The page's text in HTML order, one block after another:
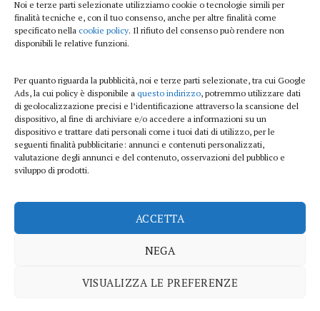
Noi e terze parti selezionate utilizziamo cookie o tecnologie simili per
finalità tecniche e, con il tuo consenso, anche per altre finalità come
specificato nella cookie policy. Il rifiuto del consenso può rendere non
disponibili le relative funzioni.
Per quanto riguarda la pubblicità, noi e terze parti selezionate, tra cui Google
Ads, la cui policy è disponibile a questo indirizzo, potremmo utilizzare dati
di geolocalizzazione precisi e l’identificazione attraverso la scansione del
dispositivo, al fine di archiviare e/o accedere a informazioni su un
dispositivo e trattare dati personali come i tuoi dati di utilizzo, per le
seguenti finalità pubblicitarie: annunci e contenuti personalizzati,
valutazione degli annunci e del contenuto, osservazioni del pubblico e
sviluppo di prodotti.
ACCETTA
NEGA
VISUALIZZA LE PREFERENZE
Beauty e benessere
Curiosità
Lifestyle
Sport
iTech
ViolaPost.it partecipa al Programma Affiliazione Amazon EU, un programma di
pubblicizzando e fornendo link al sito Amazon.it
Copyright 2026 ©